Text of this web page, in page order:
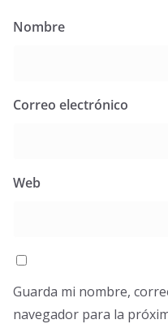
Nombre
Correo electrónico
Web
Guarda mi nombre,
navegador para la